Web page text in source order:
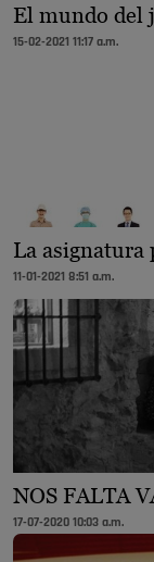
El mundo del
15-02-2021 11:17 a.m.
La asignatura
11-01-2021 8:51 a.m.
NOS FALTA
17-07-2020 10:03 a.m.